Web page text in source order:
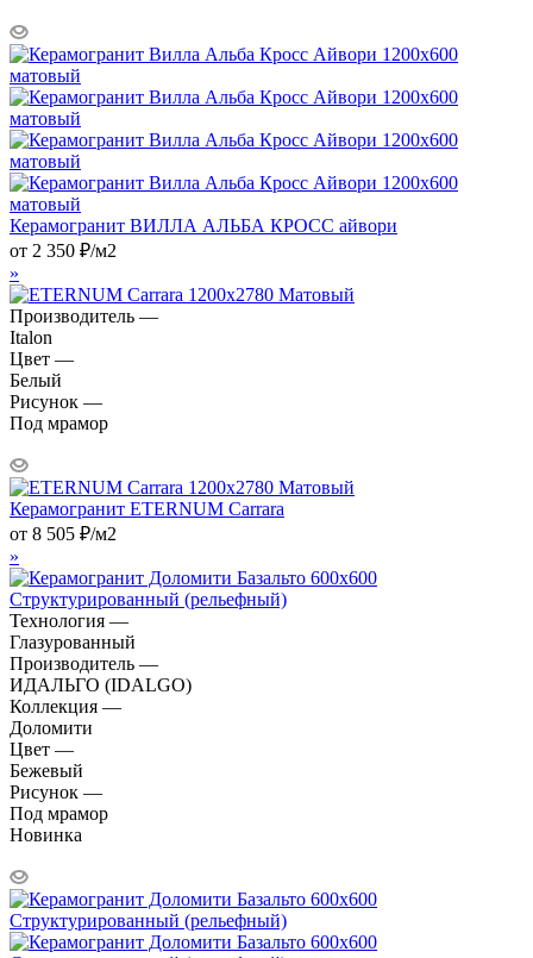
Керамогранит ВИЛЛА АЛЬБА КРОСС айвори
от 2 350 ₽/м2
»
Производитель —
Italon
Цвет —
Белый
Рисунок —
Под мрамор
Керамогранит ETERNUM Carrara
от 8 505 ₽/м2
»
Технология —
Глазурованный
Производитель —
ИДАЛЬГО (IDALGO)
Коллекция —
Доломити
Цвет —
Бежевый
Рисунок —
Под мрамор
Новинка